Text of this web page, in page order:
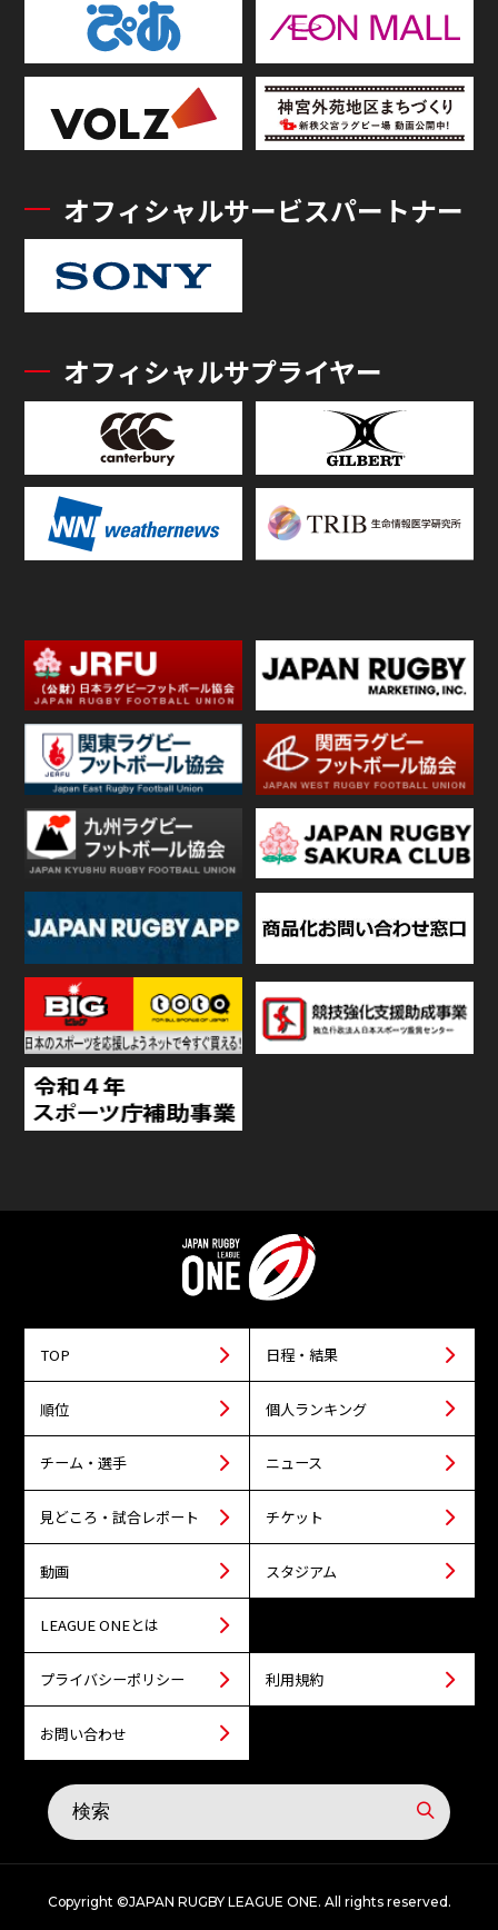
オフィシャルサービスパートナー
オフィシャルサプライヤー
TOP 日程・結果
順位 個人ランキング
チーム・選手 ニュース
見どころ・試合レポート チケット
動画 スタジアム
LEAGUE ONEとは
プライバシーポリシー 利用規約
お問い合わせ
Copyright ©JAPAN RUGBY LEAGUE ONE. All rights reserved.